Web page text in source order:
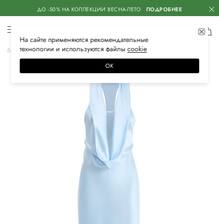
ДО -50% НА КОЛЛЕКЦИИ ВЕСНА-ЛЕТО ПОДРОБНЕЕ
Главная Женская Одежда Платья Вечерние
На сайте применяются рекомендательные
технологии и используются файлысооkiе
ОК